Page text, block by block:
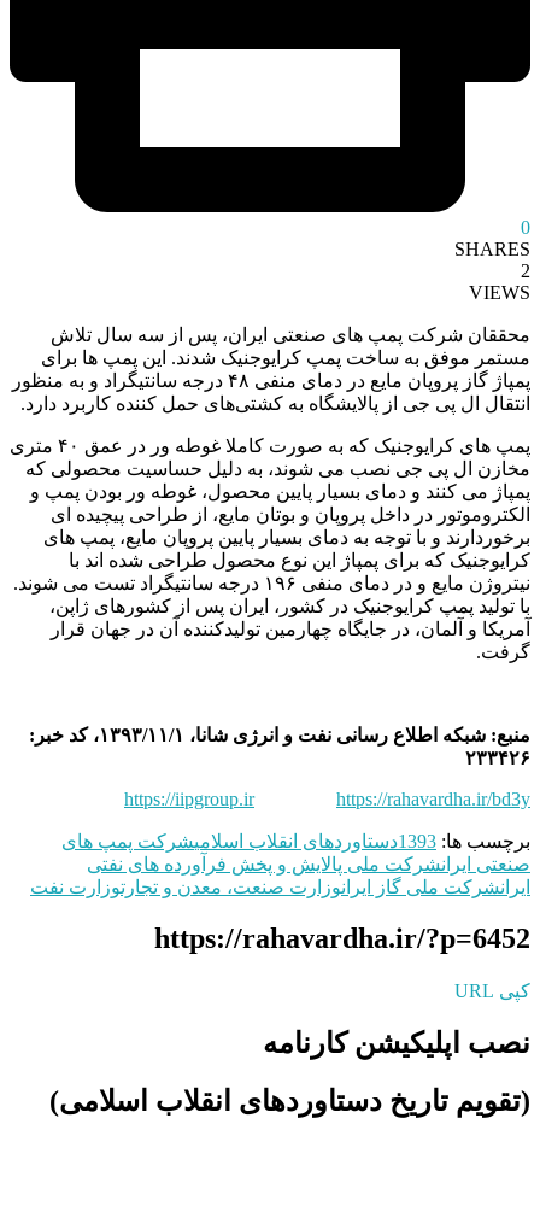
0
SHARES
2
VIEWS
محققان شرکت پمپ های صنعتی ایران، پس از سه سال تلاش
مستمر موفق به ساخت پمپ کرایوجنیک شدند. این پمپ ها برای
پمپاژ گاز پروپان مایع در دمای منفی ۴۸ درجه سانتیگراد و به منظور
انتقال ال پی جی از پالایشگاه به کشتی‌های حمل ‌کننده کاربرد دارد.
پمپ های کرایوجنیک که به صورت کاملا غوطه‌ ور در عمق ۴۰ متری
مخازن ال پی جی نصب می شوند، به دلیل حساسیت محصولی که
پمپاژ می ‌کنند و دمای بسیار پایین محصول، غوطه ‌ور بودن پمپ و
الکتروموتور در داخل پروپان و بوتان مایع، از طراحی پیچیده‌ ای
برخوردارند و با توجه به دمای بسیار پایین پروپان مایع، پمپ های
کرایوجنیک که برای پمپاژ این نوع محصول طراحی شده اند با
نیتروژن مایع و در دمای منفی ۱۹۶ درجه سانتیگراد تست می ‌شوند.
با تولید پمپ کرایوجنیک در کشور، ایران پس از کشورهای ژاپن،
آمریکا و آلمان، در جایگاه چهارمین تولیدکننده آن در جهان قرار
گرفت.
منبع: شبکه اطلاع رسانی نفت و انرژی شانا، ۱۳۹۳/۱۱/۱، کد خبر:
۲۳۳۴۲۶
https://iipgroup.ir
https://rahavardha.ir/bd3y
برچسب ها: 1393دستاوردهای انقلاب اسلامیشركت پمپ های
صنعتی ايرانشرکت ملی پالایش و پخش فرآورده‌ های نفتی
ایرانشرکت ملی گاز ایرانوزارت صنعت، معدن و تجارتوزارت نفت
https://rahavardha.ir/?p=6452
کپی URL
نصب اپلیکیشن کارنامه
(تقویم تاریخ دستاوردهای انقلاب اسلامی​)